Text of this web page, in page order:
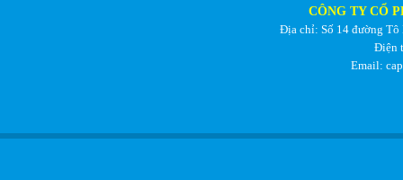
CÔNG TY CỔ
Địa chỉ: Số 14 đường Tô
Điện
Email: